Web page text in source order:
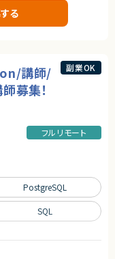
イン稼働開始（3~6か月程
ただきます。
び運用
を用いたリーガルテック
験
験
を用いた分析開発経験
る
講師/
募集！
フルリモート
副業OK
PostgreSQL
SQL